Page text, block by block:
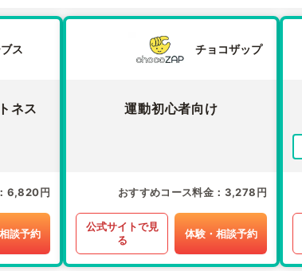
ス
ネス
6,820円
談予約
チョコザップ
運動初心者向け
おすすめコース料金 3,278円
公式サイトで見
る
体験・相談予約